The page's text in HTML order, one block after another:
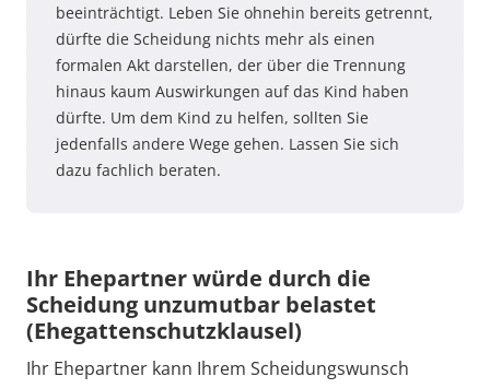
beeinträchtigt. Leben Sie ohnehin bereits getrennt,
dürfte die Scheidung nichts mehr als einen
formalen Akt darstellen, der über die Trennung
hinaus kaum Auswirkungen auf das Kind haben
dürfte. Um dem Kind zu helfen, sollten Sie
jedenfalls andere Wege gehen. Lassen Sie sich
dazu fachlich beraten.
Ihr Ehepartner würde durch die
Scheidung unzumutbar belastet
(Ehegattenschutzklausel)
Ihr Ehepartner kann Ihrem Scheidungswunsch